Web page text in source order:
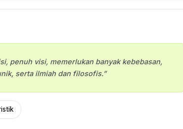
penuh visi, memerlukan banyak kebebasan,
serta ilmiah dan filosofis.”